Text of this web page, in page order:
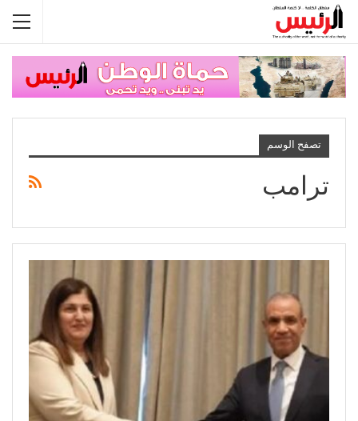
تصفح الوسم
ترامب